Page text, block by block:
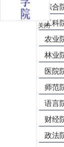
综合
工科
农业
林业
医院
师范
语言
财经
政法
关闭